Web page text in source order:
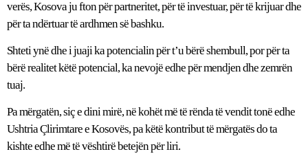
verës, Kosova ju fton për partneritet, për të investuar, për të krijuar dhe
për ta ndërtuar të ardhmen së bashku.
Shteti ynë dhe i juaji ka potencialin për t’u bërë shembull, por për ta
bërë realitet këtë potencial, ka nevojë edhe për mendjen dhe zemrën
tuaj.
Pa mërgatën, siç e dini mirë, në kohët më të rënda të vendit tonë edhe
Ushtria Çlirimtare e Kosovës, pa këtë kontribut të mërgatës do ta
kishte edhe më të vështirë betejën për liri.